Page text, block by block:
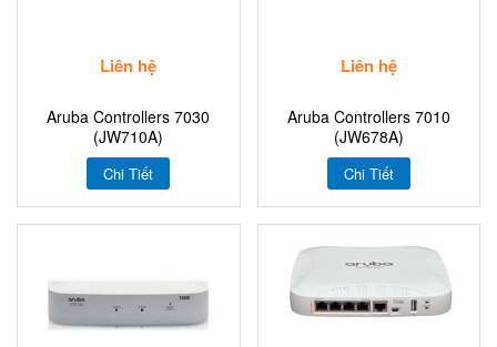
Liên hệ
Aruba Controllers 7030
(JW710A)
Chi Tiết
Liên hệ
Aruba Controllers 7010
(JW678A)
Chi Tiết